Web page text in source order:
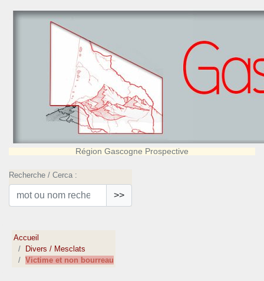
Région Gascogne Prospective
Recherche / Cerca :
>>
Accueil
Divers / Mesclats
Victime et non bourreau